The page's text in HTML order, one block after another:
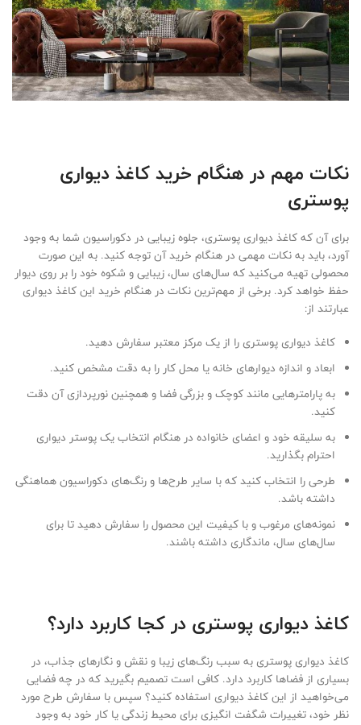
نکات مهم در هنگام خرید کاغذ دیواری
پوستری
برای آن که کاغذ دیواری پوستری، جلوه زیبایی در دکوراسیون شما به وجود
آورد، باید به نکات مهمی در هنگام خرید آن توجه کنید. به این صورت
محصولی تهیه می‌کنید که سال‌های سال، زیبایی و شکوه خود را بر روی دیوار
حفظ خواهد کرد. برخی از مهم‌ترین نکات در هنگام خرید این کاغذ دیواری
عبارتند از:
کاغذ دیواری پوستری را از یک مرکز معتبر سفارش دهید.
ابعاد و اندازه دیوارهای خانه یا محل کار را به دقت مشخص کنید.
به پارامترهایی مانند کوچک و بزرگی فضا و همچنین نورپردازی آن دقت
کنید.
به سلیقه خود و اعضای خانواده در هنگام انتخاب یک پوستر دیواری
احترام بگذارید.
طرحی را انتخاب کنید که با سایر طرح‌ها و رنگ‌های دکوراسیون هماهنگی
داشته باشد.
نمونه‌های مرغوب و با کیفیت این محصول را سفارش دهید تا برای
سال‌های سال، ماندگاری داشته باشند.
کاغذ دیواری پوستری در کجا کاربرد دارد؟
کاغذ دیواری پوستری به سبب رنگ‌های زیبا و نقش و نگارهای جذاب، در
بسیاری از فضاها کاربرد دارد. کافی است تصمیم بگیرید که در چه فضایی
می‌خواهید از این کاغذ دیواری استفاده کنید؟ سپس با سفارش طرح مورد
نظر خود، تغییرات شگفت انگیزی برای محیط زندگی یا کار خود به وجود